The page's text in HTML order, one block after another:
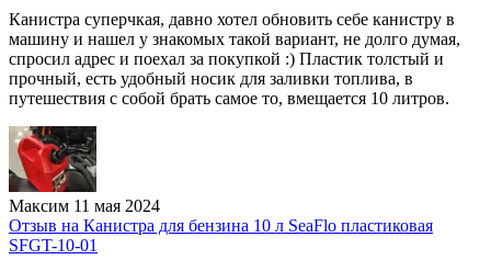
Канистра суперчкая, давно хотел обновить себе канистру в
машину и нашел у знакомых такой вариант, не долго думая,
спросил адрес и поехал за покупкой :) Пластик толстый и
прочный, есть удобный носик для заливки топлива, в
путешествия с собой брать самое то, вмещается 10 литров.
Максим 11 мая 2024
Отзыв на Канистра для бензина 10 л SeaFlo пластиковая
SFGT-10-01